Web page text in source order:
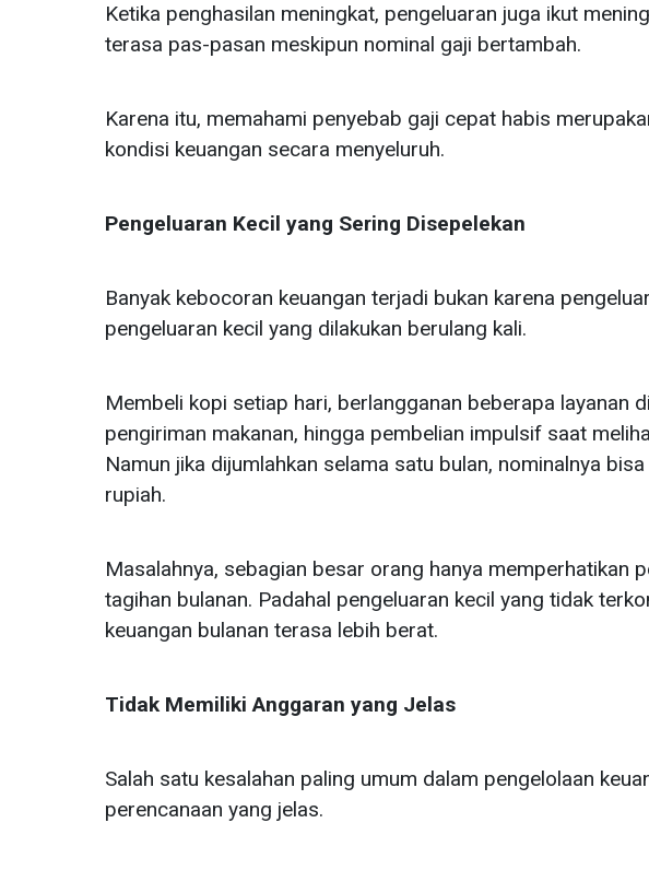
Ketika penghasilan meningkat, pengeluaran juga ikut
terasa pas-pasan meskipun nominal gaji bertambah.
Karena itu, memahami penyebab gaji cepat habis
kondisi keuangan secara menyeluruh.
Pengeluaran Kecil yang Sering Disepelekan
Banyak kebocoran keuangan terjadi bukan karena
pengeluaran kecil yang dilakukan berulang kali.
Membeli kopi setiap hari, berlangganan beberapa layanan
pengiriman makanan, hingga pembelian impulsif saat
Namun jika dijumlahkan selama satu bulan, nominalnya
rupiah.
Masalahnya, sebagian besar orang hanya memperhatikan
tagihan bulanan. Padahal pengeluaran kecil yang tidak
keuangan bulanan terasa lebih berat.
Tidak Memiliki Anggaran yang Jelas
Salah satu kesalahan paling umum dalam pengelolaan
perencanaan yang jelas.